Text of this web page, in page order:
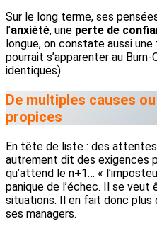
Sur le long terme, ses
l’anxiété, une perte de
longue, on constate aussi une
pourrait s’apparenter au
identiques).
De multiples causes
propices
En tête de liste : des
autrement dit des exigences
qu’attend le n+1… «
panique de l’échec. Il se
situations. Il en fait donc plus
ses managers.